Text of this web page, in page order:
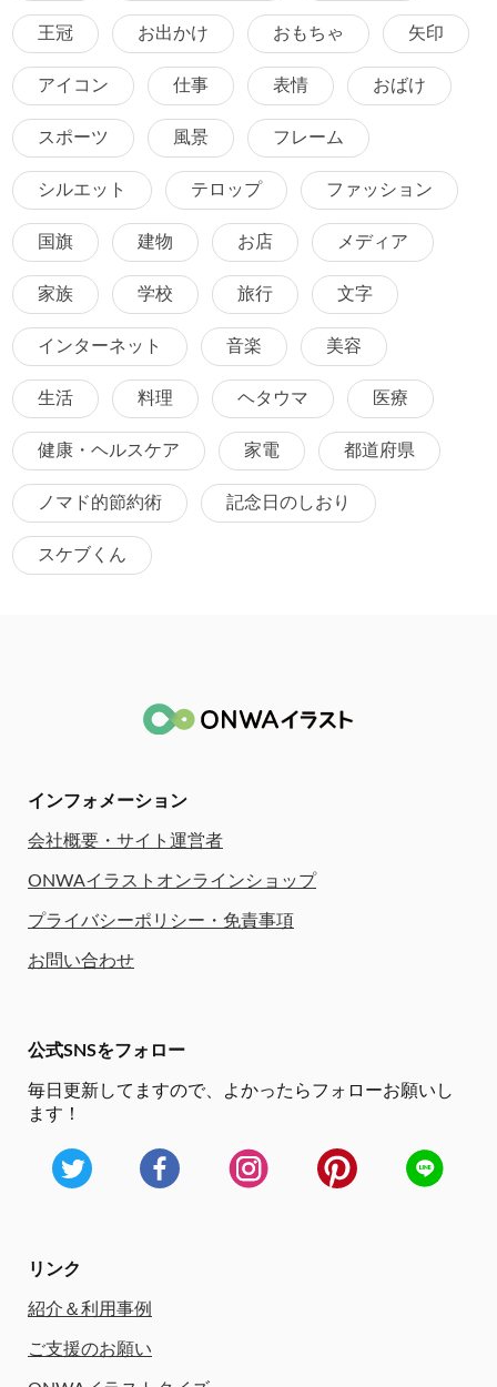
王冠 お出かけ おもちゃ 矢印
アイコン 仕事 表情 おばけ
スポーツ 風景 フレーム
シルエット テロップ ファッション
国旗 建物 お店 メディア
家族 学校 旅行 文字
インターネット 音楽 美容
生活 料理 ヘタウマ 医療
健康・ヘルスケア 家電 都道府県
ノマド的節約術 記念日のしおり
スケブくん
インフォメーション
会社概要・サイト運営者
ONWAイラストオンラインショップ
プライバシーポリシー・免責事項
お問い合わせ
公式SNSをフォロー
毎日更新してますので、
よかったらフォローお願いし
ます！
リンク
紹介＆利用事例
ご支援のお願い